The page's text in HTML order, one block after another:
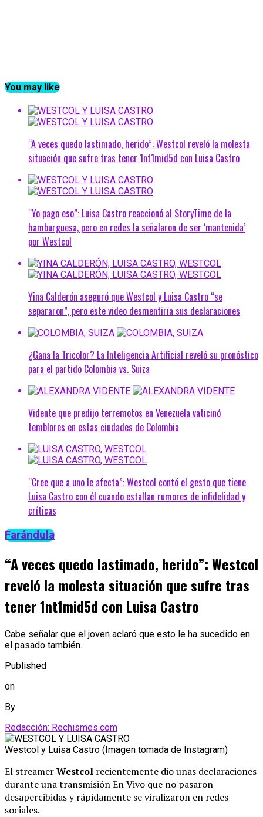
You may like
“A veces quedo lastimado, herido”: Westcol reveló la molesta
situación que sufre tras tener 1nt1mid5d con Luisa Castro
“Yo pago eso”: Luisa Castro reaccionó al StoryTime de la
hamburguesa, pero en redes la señalaron de ser ‘mantenida’
por Westcol
Yina Calderón aseguró que Westcol y Luisa Castro “se
separaron”, pero este video desmentiría sus declaraciones
¿Gana la Tricolor? La Inteligencia Artificial reveló su pronóstico
para el partido Colombia vs. Suiza
Vidente que predijo terremotos en Venezuela vaticinó
temblores en estas ciudades de Colombia
“Cree que a uno le afecta”: Westcol contó el gesto que tiene
Luisa Castro con él cuando estallan rumores de infidelidad y
críticas
Farándula
“A veces quedo lastimado, herido”: Westcol
reveló la molesta situación que sufre tras
tener 1nt1mid5d con Luisa Castro
Cabe señalar que el joven aclaró que esto le ha sucedido en
el pasado también.
Published
on
By
Redacción: Rechismes.com
Westcol y Luisa Castro (Imagen tomada de Instagram)
El streamerWestcol recientemente dio unas declaraciones
durante una transmisión En Vivo que no pasaron
desapercibidas y rápidamente se viralizaron en redes
sociales.